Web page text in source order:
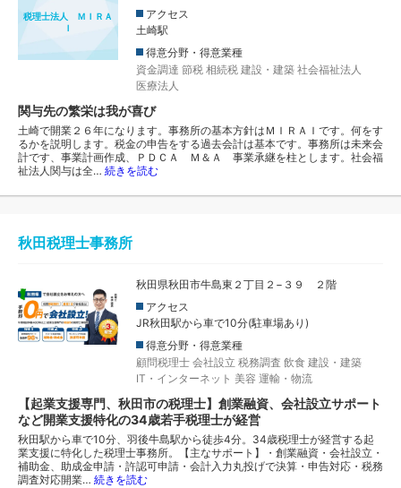
税理士法人 ＭＩＲＡ
Ｉ
アクセス
土崎駅
得意分野・得意業種
資金調達 節税 相続税 建設・建築 社会福祉法人
医療法人
関与先の繁栄は我が喜び
土崎で開業２６年になります。事務所の基本方針はＭＩＲＡＩです。何をす
るかを説明します。税金の申告をする過去会計は基本です。事務所は未来会
計です、事業計画作成、ＰＤＣＡ Ｍ＆Ａ 事業承継を柱とします。社会福
祉法人関与は全… 続きを読む
秋田税理士事務所
秋田県秋田市牛島東２丁目２−３９ ２階
アクセス
JR秋田駅から車で10分(駐車場あり)
得意分野・得意業種
顧問税理士 会社設立 税務調査 飲食 建設・建築
IT・インターネット 美容 運輸・物流
【起業支援専門、秋田市の税理士】創業融資、会社設立サポート
など開業支援特化の34歳若手税理士が経営
秋田駅から車で10分、羽後牛島駅から徒歩4分。34歳税理士が経営する起
業支援に特化した税理士事務所。【主なサポート】・創業融資・会社設立・
補助金、助成金申請・許認可申請・会計入力丸投げで決算・申告対応・税務
調査対応開業… 続きを読む